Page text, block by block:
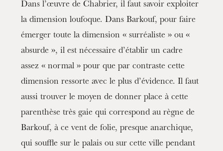
Dans l’œuvre de Chabrier, il faut savoir exploiter
la dimension loufoque. Dans Barkouf, pour faire
émerger toute la dimension « surréaliste » ou «
absurde », il est nécessaire d’établir un cadre
assez « normal » pour que par contraste cette
dimension ressorte avec le plus d’évidence. Il faut
aussi trouver le moyen de donner place à cette
parenthèse très gaie qui correspond au règne de
Barkouf, à ce vent de folie, presque anarchique,
qui souffle sur le palais ou sur cette ville pendant